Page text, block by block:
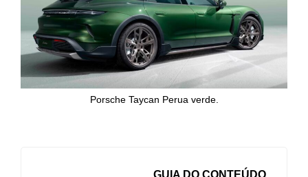
Porsche Taycan Perua verde.